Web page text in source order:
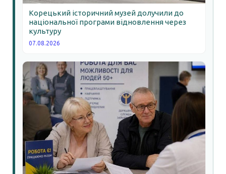
Корецький історичний музей долучили до
національної програми відновлення через
культуру
07.08.2026